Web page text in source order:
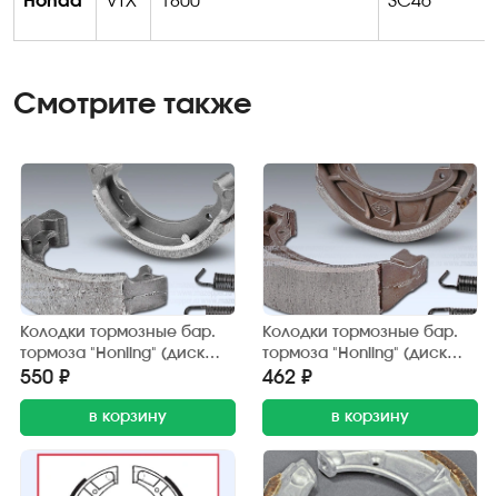
Смотрите также
Колодки тормозные бар.
тормоза "Honling" (диск
10") 80х18 мм. (2 шт.) Китай
550 ₽
в корзину
Колодки тормозные бар.
тормоза "Honling" (диск
12"), "Honda Lead" 110х25
мм. (2 шт.) Китай
462 ₽
в корзину